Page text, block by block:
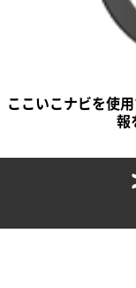
ここいこナビを使
報